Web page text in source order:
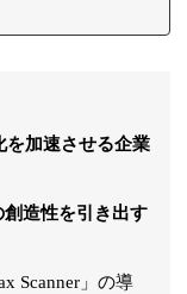
加速させる企業
造性を引き出す
Scanner」の導